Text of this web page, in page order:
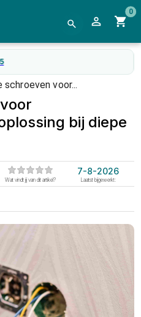
0
schroeven voor...
bij diepe
Wat vindt jij van dit artikel?
7-8-2026
Laatst bijgewerkt: